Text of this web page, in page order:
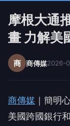
摩根大通
畫 力解美
商 商傳媒2026-
商傳媒 ｜簡明
美國跨國銀行